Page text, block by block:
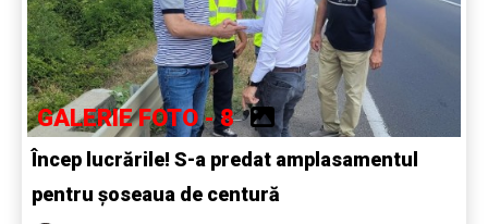
GALERIE FOTO - 8
Încep lucrările! S-a predat amplasamentul
pentru șoseaua de centură